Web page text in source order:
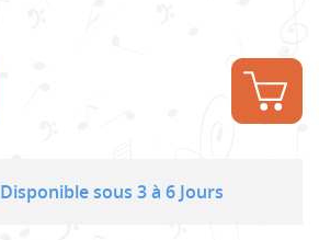
Disponible sous 3 à 6 Jours